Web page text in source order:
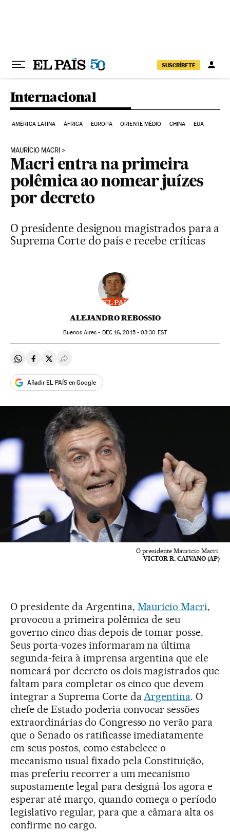
SUSCRÍBETE
Internacional
AMÉRICA LATINA ÁFRICA EUROPA ORIENTE MÉDIO CHINA EUA
MAURÍCIO MACRI
Macri entra na primeira
polêmica ao nomear juízes
por decreto
O presidente designou magistrados para a
Suprema Corte do país e recebe críticas
ALEJANDRO REBOSSIO
Buenos Aires - DEC16, 2015 - 03:30 EST
Compartir en Whatsapp
Compartir en Facebook
Compartir en Twitter
Desplegar Redes Sociales
Añadir EL PAÍS en Google
O presidente Mauricio Macri.
VICTOR R. CAIVANO (AP)
O presidente da Argentina, Mauricio Macri,
provocou a primeira polêmica de seu
governo cinco dias depois de tomar posse.
Seus porta-vozes informaram na última
segunda-feira à imprensa argentina que ele
nomeará por decreto os dois magistrados que
faltam para completar os cinco que devem
integrar a Suprema Corte daArgentina. O
chefe de Estado poderia convocar sessões
extraordinárias do Congresso no verão para
que o Senado os ratificasse imediatamente
em seus postos, como estabelece o
mecanismo usual fixado pela Constituição,
mas preferiu recorrer a um mecanismo
supostamente legal para designá-los agora e
esperar até março, quando começa o período
legislativo regular, para que a câmara alta os
confirme no cargo.